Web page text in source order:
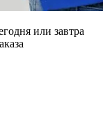
или завтра